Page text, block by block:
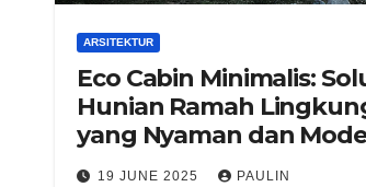
ARSITEKTUR
Eco Cabin Minimalis:
Hunian Ramah
yang Nyaman dan
19 JUNE 2025 PAULIN